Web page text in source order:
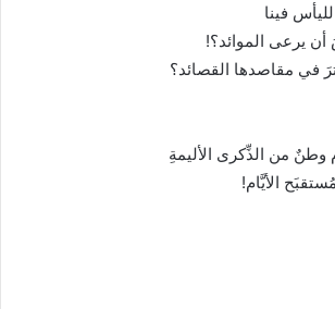
فينا
يرعى الموائد؟!
في مقاصدها القصائد؟
من الذِّكرى الأليمةِ
الأيَّام!